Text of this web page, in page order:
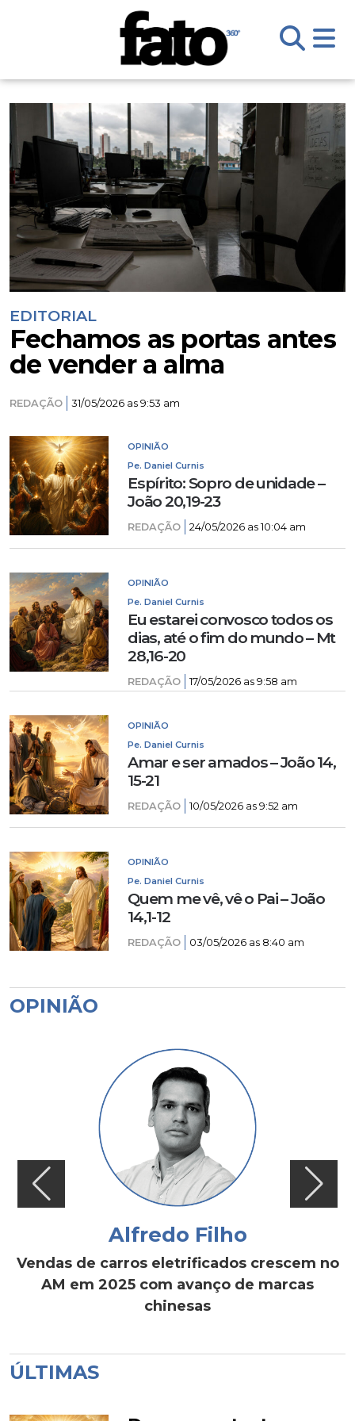
EDITORIAL
Fechamos as portas antes
de vender a alma
REDAÇÃO 31/05/2026 as 9:53 am
OPINIÃO
Pe. Daniel Curnis
Espírito: Sopro de unidade –
João 20,19-23
REDAÇÃO 24/05/2026 as 10:04 am
OPINIÃO
Pe. Daniel Curnis
Eu estarei convosco todos os
dias, até o fim do mundo – Mt
28,16-20
REDAÇÃO 17/05/2026 as 9:58 am
OPINIÃO
Pe. Daniel Curnis
Amar e ser amados – João 14,
15-21
REDAÇÃO 10/05/2026 as 9:52 am
OPINIÃO
Pe. Daniel Curnis
Quem me vê, vê o Pai – João
14,1-12
REDAÇÃO 03/05/2026 as 8:40 am
OPINIÃO
Alfredo Filho
Vendas de carros eletrificados crescem no
AM em 2025 com avanço de marcas
chinesas
ÚLTIMAS